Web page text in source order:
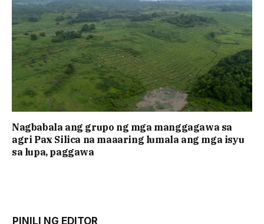
Nagbabala ang grupo ng mga manggagawa sa
agri Pax Silica na maaaring lumala ang mga isyu
sa lupa, paggawa
PINILI NG EDITOR